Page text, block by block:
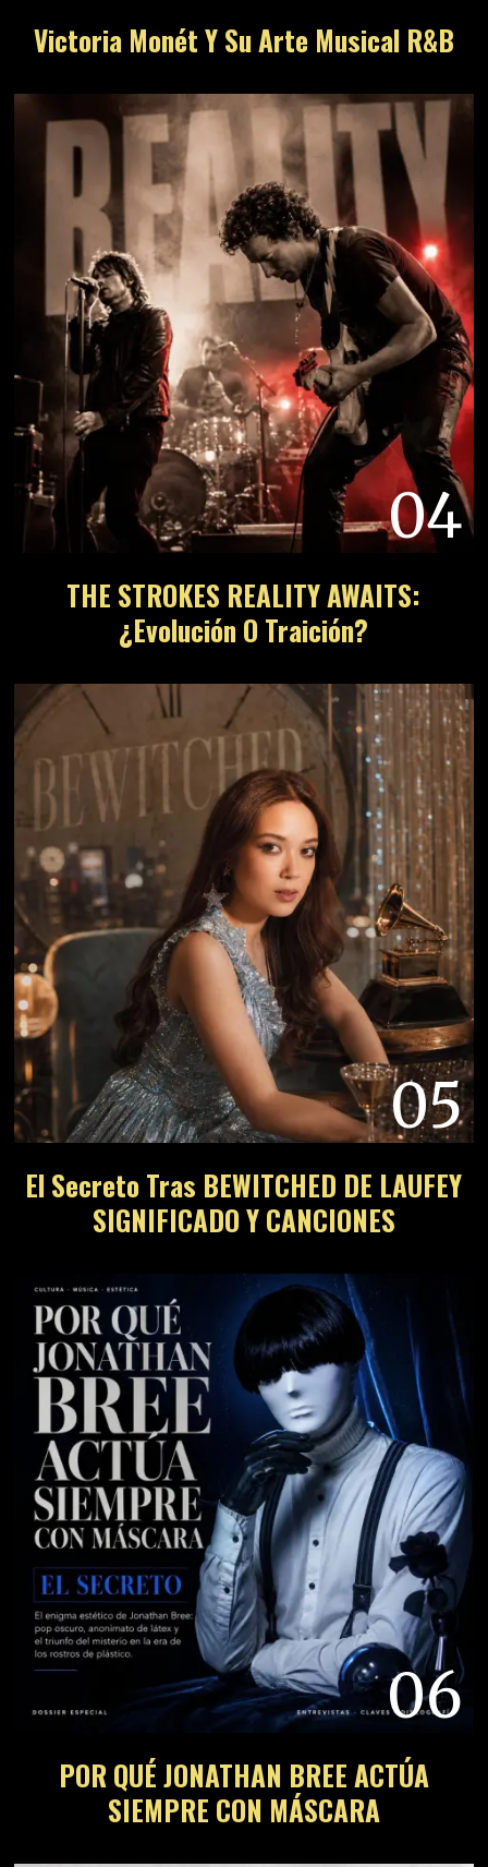
Victoria Monét Y Su Arte Musical R&B
04
THE STROKES REALITY AWAITS:
¿Evolución O Traición?
05
El Secreto Tras BEWITCHED DE LAUFEY
SIGNIFICADO Y CANCIONES
06
POR QUÉ JONATHAN BREE ACTÚA
SIEMPRE CON MÁSCARA